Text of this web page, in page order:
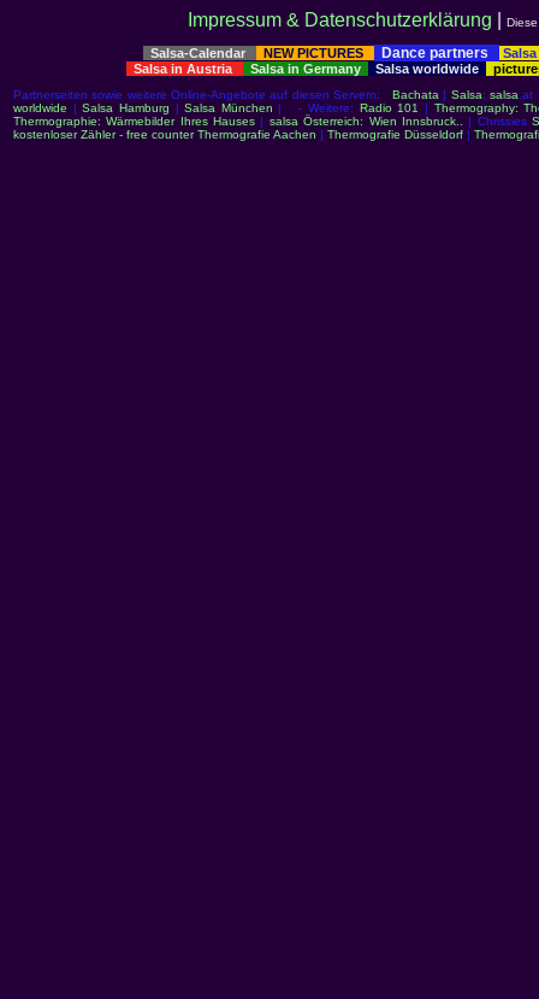
Impressum & Datenschutzerklärung
Salsa-Calendar NEW PICTURES Dance partners
Salsa in Austria
Salsa in Germany Salsa worldwide
Partnerseiten sowie weitere Online-Angebote auf diesen Servern:Bachata | Salsa:salsa
worldwide |Salsa Hamburg |Salsa München | - Weitere: Radio 101 | Thermography:
Thermographie: Wärmebilder Ihres Hauses | salsa Österreich: Wien Innsbruck.. | Chrissies
kostenloser Zähler - free counterThermografie Aachen | Thermografie Düsseldorf |